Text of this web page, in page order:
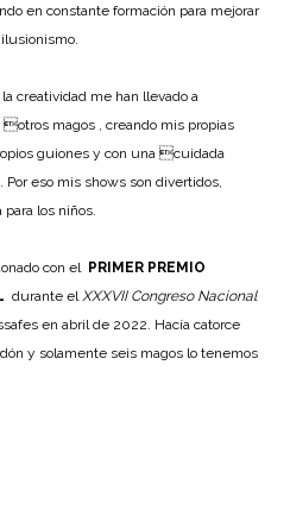
en constante formación para mejorar
creatividad me han llevado a
magos , creando mis propias
guiones y con una cuidada
eso mis shows son divertidos,
los niños.
con el PRIMER PREMIO
durante el XXXVII Congreso Nacional
en abril de 2022. Hacía catorce
y solamente seis magos lo tenemos